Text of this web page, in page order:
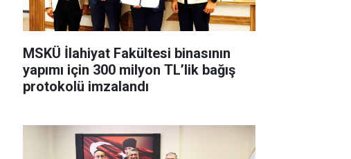
MSKÜ İlahiyat Fakültesi binasının
yapımı için 300 milyon TL’lik bağış
protokolü imzalandı